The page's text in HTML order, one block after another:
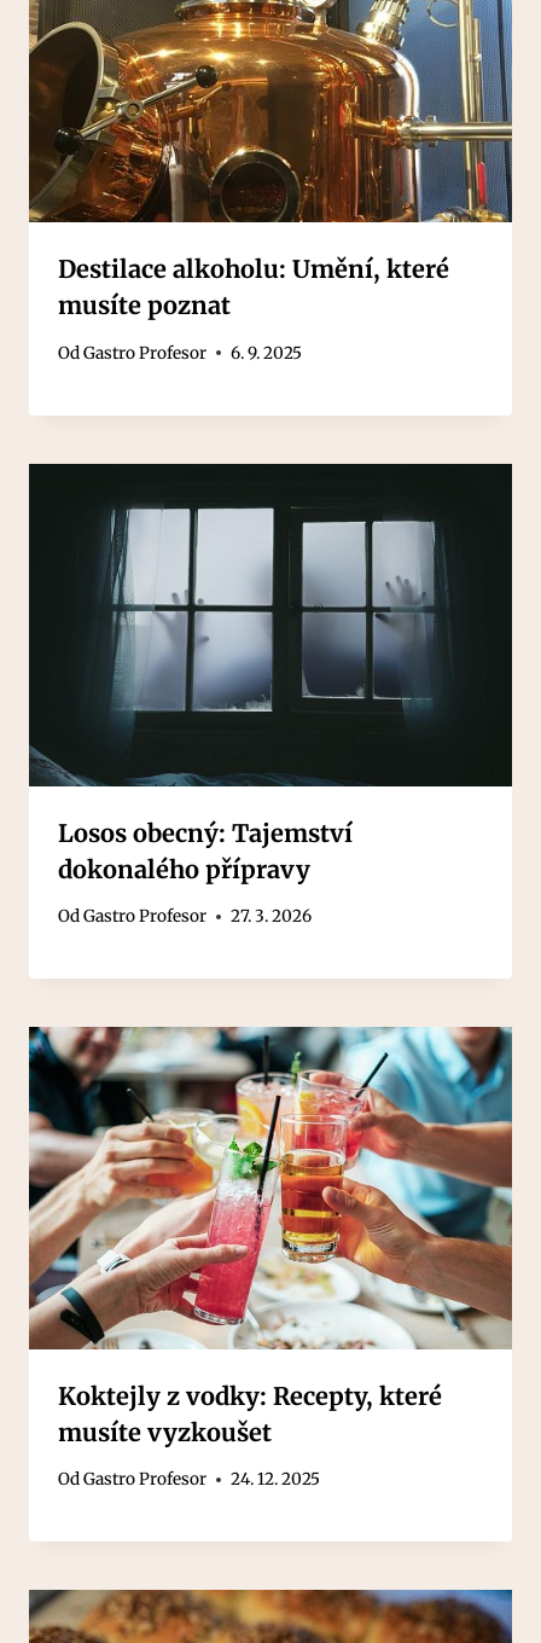
Destilace alkoholu: Umění, které
musíte poznat
OdGastro Profesor 6. 9. 2025
Losos obecný: Tajemství
dokonalého přípravy
OdGastro Profesor 27. 3. 2026
Koktejly z vodky: Recepty, které
musíte vyzkoušet
OdGastro Profesor 24. 12. 2025